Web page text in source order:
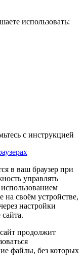
использовать:
с инструкцией
в ваш браузер при
управлять
на своём устройстве,
настройки
продолжит
файлы, без которых